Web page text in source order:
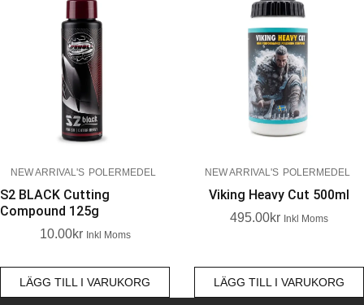
NEW ARRIVAL'S POLERMEDEL
S2 BLACK Cutting
Compound 125g
10.00Kr Inkl Moms
LÄGG TILL I VARUKORG
NEW ARRIVAL'S POLERMEDEL
Viking Heavy Cut 500ml
495.00Kr Inkl Moms
LÄGG TILL I VARUKORG